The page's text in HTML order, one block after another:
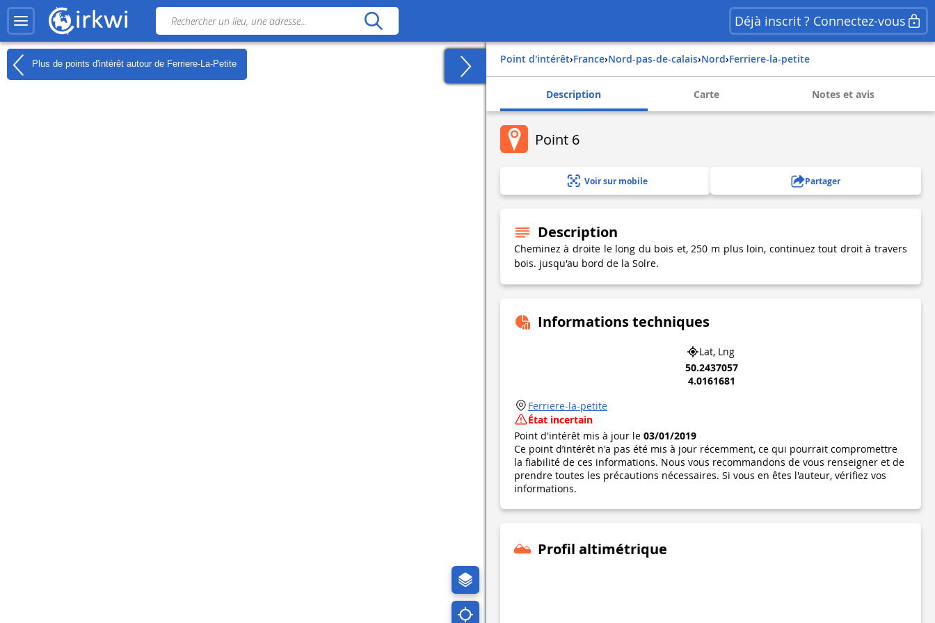
Déjà inscrit ? Connectez-vous
Plus de points d'intérêt autour de Ferriere-La-Petite Point d'intérêt› france› nord-pas-de-calais› nord› ferriere-la-petite
Description Carte Notes et avis
Point 6
Voir sur mobile Partager
Description
Cheminez à droite le long du bois et, 250 m plus loin, continuez tout droit à travers
bois. jusqu'au bord de la Solre.
Informations techniques
Lat, Lng
50.2437057
4.0161681
Ferriere-la-petite
État incertain
Point d'intérêt mis à jour le 03/01/2019
Ce point d’intérêt n'a pas été mis à jour récemment, ce qui pourrait compromettre
la fiabilité de ces informations. Nous vous recommandons de vous renseigner et de
prendre toutes les précautions nécessaires. Si vous en êtes l'auteur, vérifiez vos
informations.
Profil altimétrique